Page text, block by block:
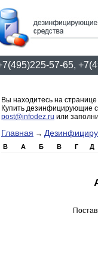
57-65,
Вы находитесь на странице
Купить дезинфицирующие
post@infodez.ru или
Главная →
B А Б В Г Д